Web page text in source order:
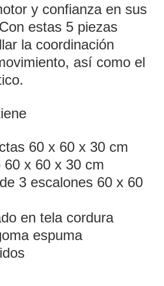
y confianza en sus
estas 5 piezas
la coordinación
así como el
60 x 60 x 30 cm
x 60 x 30 cm
3 escalones 60 x 60
en tela cordura
espuma
surtidos